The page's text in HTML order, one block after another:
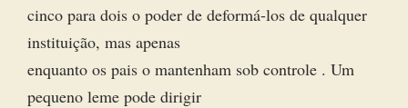
cinco para dois o poder de deformá-los de qualquer
instituição, mas apenas
enquanto os pais o mantenham sob controle . Um
pequeno leme pode dirigir